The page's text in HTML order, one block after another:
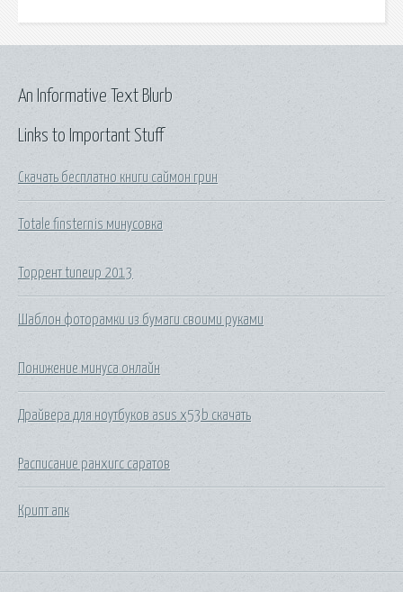
Links to Important Stuff
Скачать бесплатно книги саймон грин
Totale finsternis минусовка
Торрент tuneup 2013
Шаблон фоторамки из бумаги своими руками
Понижение минуса онлайн
Драйвера для ноутбуков asus x53b скачать
Расписание ранхигс саратов
Крипт апк
An Informative Text Blurb